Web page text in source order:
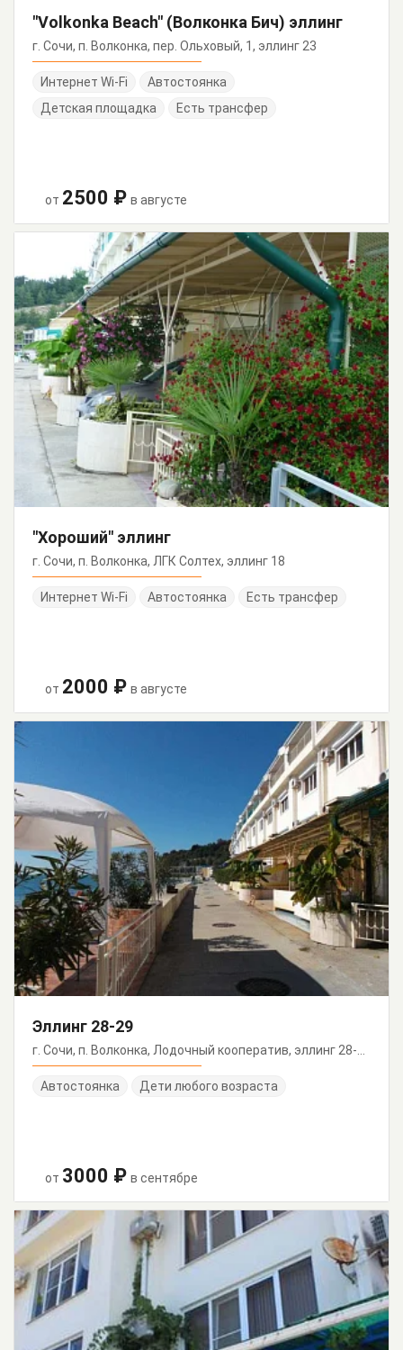
"Volkonka Beach" (Волконка Бич) эллинг
г. Сочи, п. Волконка, пер. Ольховый, 1, эллинг 23
Интернет Wi-Fi
Автостоянка
Детская площадка
Есть трансфер
от 2500 ₽ в августе
"Хороший" эллинг
г. Сочи, п. Волконка, ЛГК Солтех, эллинг 18
Интернет Wi-Fi Автостоянка Есть трансфер
от 2000 ₽ в августе
Эллинг 28-29
Автостоянка Дети любого возраста
от 3000 ₽ в сентябре